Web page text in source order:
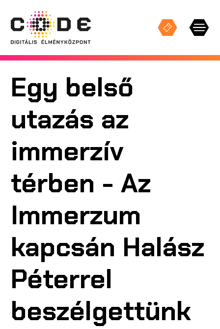
KIÁLLÍTÁSOK
STÚDIÓ VETÍTÉSEK
ESEMÉNYEK
CODE TEREK
A CODE-RÓL
ISKOLÁKNAK
CODE CREATOR
Egy belső
utazás az
immerzív
térben - Az
Immerzum
kapcsán Halász
Péterrel
beszélgettünk